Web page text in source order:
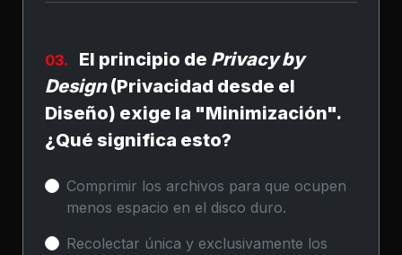
03. El principio de Privacy by
Design(Privacidad desde el
Diseño) exige la "Minimización".
¿Qué significa esto?
Comprimir los archivos para que ocupen
menos espacio en el disco duro.
Recolectar única y exclusivamente los